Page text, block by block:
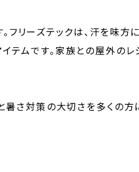
リーズテックは、汗を味方
ムです。家族との屋外のレ
暑さ対策の大切さを多くの方